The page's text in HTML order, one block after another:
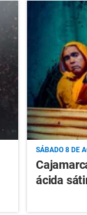
SÁBADO 8 DE
ácida